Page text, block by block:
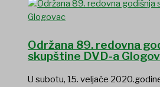
Održana 89. redovna
skupštine DVD-a
U subotu, 15. veljače